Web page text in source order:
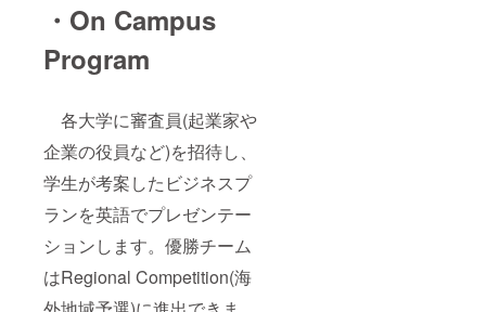
・On Campus
Program
各大学に審査員(起業家や
企業の役員など)を招待し、
学生が考案したビジネスプ
ランを英語でプレゼンテー
ションします。優勝チーム
はRegional Competition(海